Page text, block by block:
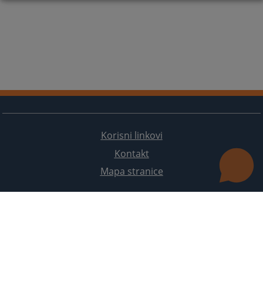
Korisni linkovi
Kontakt
Mapa stranice